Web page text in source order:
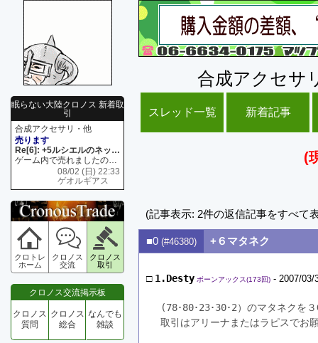
眠らない大陸クロノス 新着取
引
合成アクセサリ・他
売ります
Re[6]: +5ルシエルのネックレス
ゲーム内で売れましたので 在庫がネク1 リング4 となります リングのお値段は80G といたします
08/02 (日) 22:33
ゲオルギアス
クロトレ
ホーム
クロノス
交流
クロノス
取引
クロノス交流掲示板
クロノス
質問
クロノス
総合
なんでも
雑談
合成アクセサ
スレッド一覧 新着記事
(
(記事表示: 2件の返信記事をすべて
■0 (#46380) +６マタネク
□ 1.Desty ボーンアックス(173回) - 2007/03/
(78･80･23･30･2）のマタネクを
取引はアリーナまたはラピスでお